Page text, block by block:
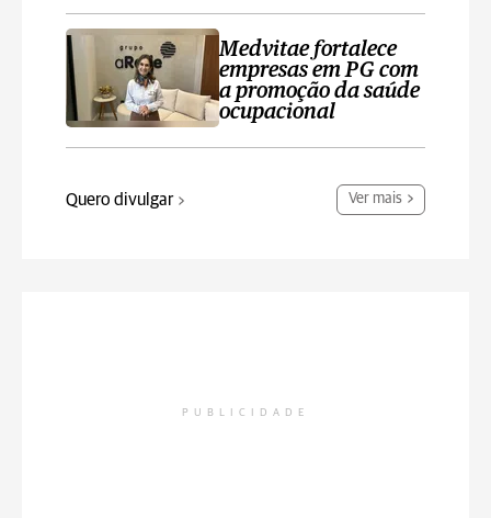
Medvitae fortalece
empresas em PG com
a promoção da saúde
ocupacional
Quero divulgar Ver mais
PUBLICIDADE